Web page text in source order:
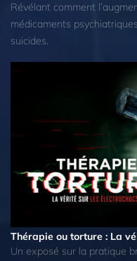
Révélant comment
médicaments
suicides.
Thérapie ou torture : La
Un exposé sur la pratique